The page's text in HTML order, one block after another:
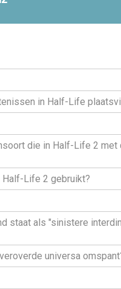
in Half-Life
die in Half-Life 2 met
Half-Life 2 gebruikt?
staat als "sinistere
universa